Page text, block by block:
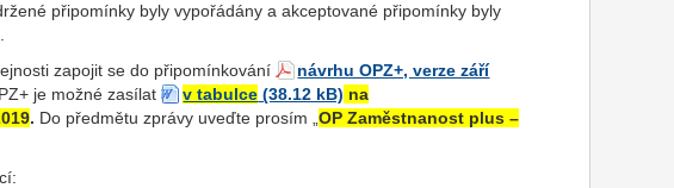
připomínky byly vypořádány a akceptované připomínky byly
zapojit se do připomínkování
návrhu OPZ+, verze září
je možné zasílat v tabulce
na
. Do předmětu zprávy uveďte prosím „OP Zaměstnanost plus –